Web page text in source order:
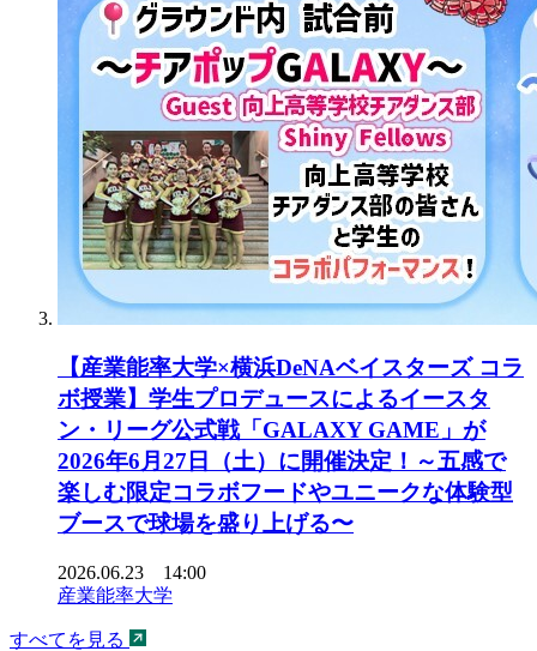
【産業能率大学×横浜DeNAベイスターズ コラ
ボ授業】学生プロデュースによるイースタ
ン・リーグ公式戦「GALAXY GAME」が
2026年6月27日（土）に開催決定！～五感で
楽しむ限定コラボフードやユニークな体験型
ブースで球場を盛り上げる〜
2026.06.23 14:00
産業能率大学
すべてを見る